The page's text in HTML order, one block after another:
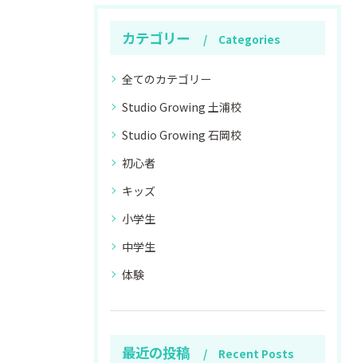
カテゴリー Categories
全てのカテゴリー
Studio Growing 土浦校
Studio Growing 石岡校
初心者
キッズ
小学生
中学生
体験
最近の投稿 Recent Posts